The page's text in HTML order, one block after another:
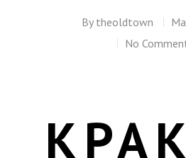
By theoldtown
No